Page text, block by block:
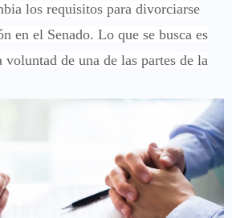
los requisitos para divorciarse
en el Senado. Lo que se busca es
voluntad de una de las partes de la